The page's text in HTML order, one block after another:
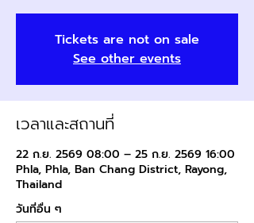
Tickets are not on sale
See other events
เวลาและสถานที่
22 ก.ย. 2569 08:00 – 25 ก.ย. 2569 16:00
Phla, Phla, Ban Chang District, Rayong,
Thailand
วันที่อื่น ๆ